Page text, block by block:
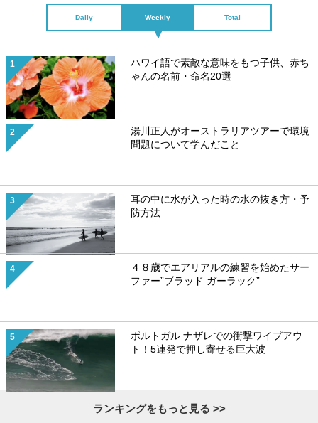
Daily Weekly Total
ハワイ語で素敵な意味をもつ子供、赤ち
ゃんの名前・命名20選
湯川正人がオーストラリアツアーで環境
問題について学んだこと
耳の中に水が入った時の水の抜き方・予
防方法
４８歳でエアリアルの練習を始めたサー
ファー”ブラッド ガーラック”
ポルトガル ナザレでの衝撃ワイプアウ
ト！5連発で押し寄せる巨大波
ランキングをもっと見る >>